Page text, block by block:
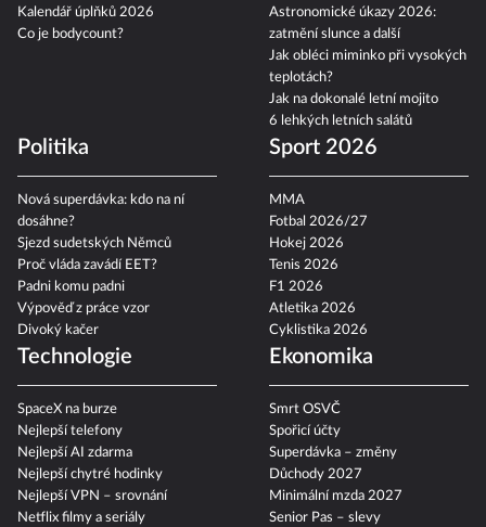
Kalendář úplňků 2026
Co je bodycount?
Astronomické úkazy 2026:
zatmění slunce a další
Jak obléci miminko při vysokých
teplotách?
Jak na dokonalé letní mojito
6 lehkých letních salátů
Politika
Nová superdávka: kdo na ní
dosáhne?
Sjezd sudetských Němců
Proč vláda zavádí EET?
Padni komu padni
Výpověď z práce vzor
Divoký kačer
Sport 2026
MMA
Fotbal 2026/27
Hokej 2026
Tenis 2026
F1 2026
Atletika 2026
Cyklistika 2026
Technologie
SpaceX na burze
Nejlepší telefony
Nejlepší AI zdarma
Nejlepší chytré hodinky
Nejlepší VPN – srovnání
Netflix filmy a seriály
Ekonomika
Smrt OSVČ
Spořicí účty
Superdávka – změny
Důchody 2027
Minimální mzda 2027
Senior Pas – slevy